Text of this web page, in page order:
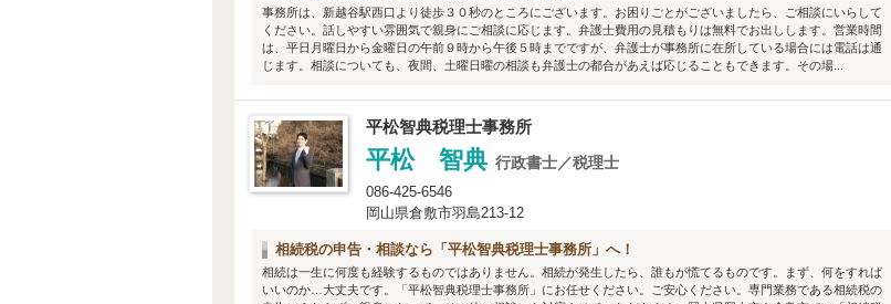
事務所は、新越谷駅西口より徒歩３０秒のところにございます。お困りごとがございましたら、ご相談にいらして
ください。話しやすい雰囲気で親身にご相談に応じます。弁護士費用の見積もりは無料でお出しします。営業時間
は、平日月曜日から金曜日の午前９時から午後５時までですが、弁護士が事務所に在所している場合には電話は通
じます。相談についても、夜間、土曜日曜の相談も弁護士の都合があえば応じることもできます。その場...
平松智典税理士事務所
平松 智典 行政書士／税理士
086-425-6546
岡山県倉敷市羽島213-12
相続税の申告・相談なら「平松智典税理士事務所」へ！
相続は一生に何度も経験するものではありません。相続が発生したら、誰もが慌てるものです。まず、何をすれば
いいのか…大丈夫です。「平松智典税理士事務所」にお任せください。ご安心ください。専門業務である相続税の